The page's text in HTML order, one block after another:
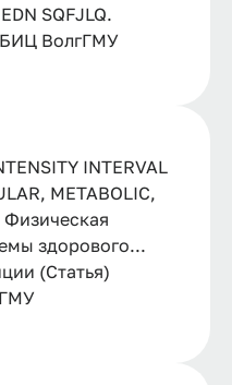
SQFJLQ.
ВолгГМУ
INTERVAL
METABOLIC,
Физическая
здорового...
(Статья)